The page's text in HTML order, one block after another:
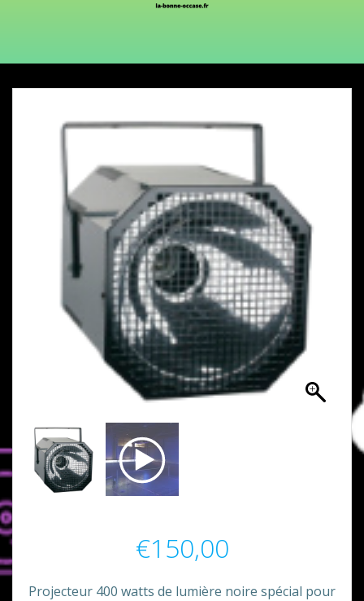
€150,00
Projecteur 400 watts de lumière noire spécial pour